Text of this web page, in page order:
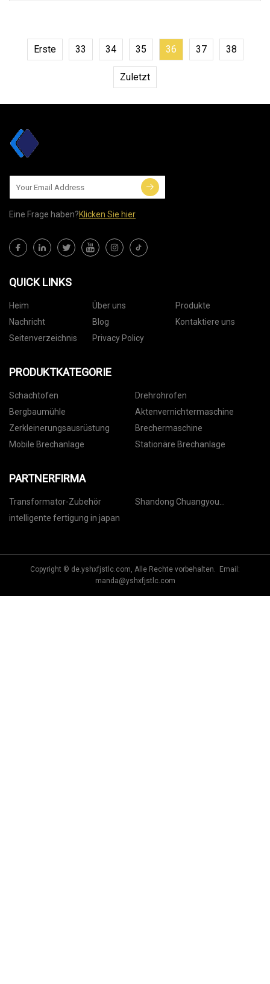
Schmutz haftet. Die
Erste 33 34 35 36 37 38
Zuletzt
Eine Frage haben?Klicken Sie hier
QUICK LINKS
Heim Über uns
Produkte
Nachricht
Blog
Kontaktiere uns
Seitenverzeichnis
Privacy Policy
PRODUKTKATEGORIE
Schachtofen
Drehrohrofen
Bergbaumühle
Aktenvernichtermaschine
Zerkleinerungsausrüstung
Brechermaschine
Mobile Brechanlage
Stationäre Brechanlage
PARTNERFIRMA
Transformator-Zubehör
Shandong Chuangyou
intelligente fertigung in japan
Copyright © de.yshxfjstlc.com, Alle Rechte vorbehalten. Email:
manda@yshxfjstlc.com